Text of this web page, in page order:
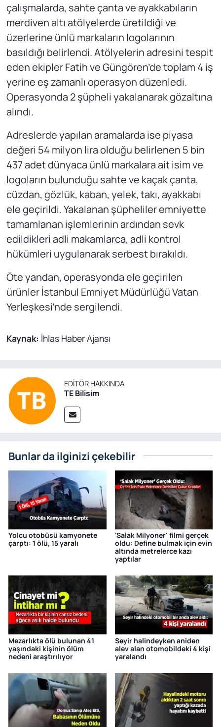
çalışmalarda, sahte çanta ve ayakkabıların
merdiven altı atölyelerde üretildiği ve
üzerlerine ünlü markaların logolarının
basıldığı belirlendi. Atölyelerin adresini tespit
eden ekipler Fatih ve Güngören’de toplam 4 iş
yerine eş zamanlı operasyon düzenledi.
Operasyonda 2 şüpheli yakalanarak gözaltına
alındı.
Adreslerde yapılan aramalarda ise piyasa
değeri 54 milyon lira olduğu belirlenen 5 bin
437 adet dünyaca ünlü markalara ait isim ve
logoların bulunduğu sahte ve kaçak çanta,
cüzdan, gözlük, kaban, yelek, takı, ayakkabı
ele geçirildi. Yakalanan şüpheliler emniyette
tamamlanan işlemlerinin ardından sevk
edildikleri adli makamlarca, adli kontrol
hükümleri uygulanarak serbest bırakıldı.
Öte yandan, operasyonda ele geçirilen
ürünler İstanbul Emniyet Müdürlüğü Vatan
Yerleşkesi’nde sergilendi.
Kaynak: İhlas Haber Ajansı
EDITÖR HAKKINDA
TE Bilisim
Bunlar da ilginizi çekebilir
Yolcu otobüsü kamyonete
çarptı: 1 ölü, 15 yaralı
'Salak Milyoner' filmi gerçek
oldu: Define bulmak için evin
altında metrelerce kazı
yaptılar
Mezarlıkta ölü bulunan 41
yaşındaki kişinin ölüm
nedeni araştırılıyor
Seyir halindeyken aniden
alev alan otomobildeki 4 kişi
yaralandı